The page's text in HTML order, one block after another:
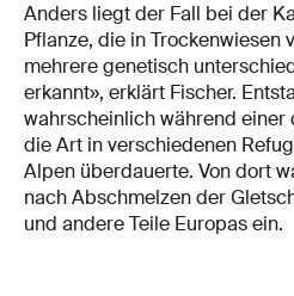
Anders liegt der Fall bei der
Pflanze, die in Trockenwiesen
mehrere genetisch
erkannt», erklärt Fischer.
wahrscheinlich während einer
die Art in verschiedenen
Alpen überdauerte. Von dort
nach Abschmelzen der
und andere Teile Europas ein.